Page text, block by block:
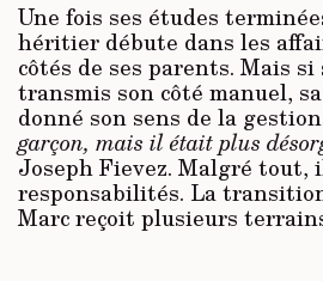
Une fois ses études
héritier débute dans les
côtés de ses parents. Mais
transmis son côté manuel,
donné son sens de la
garçon, mais il était plus
Joseph Fievez. Malgré tout,
responsabilités. La
Marc reçoit plusieurs